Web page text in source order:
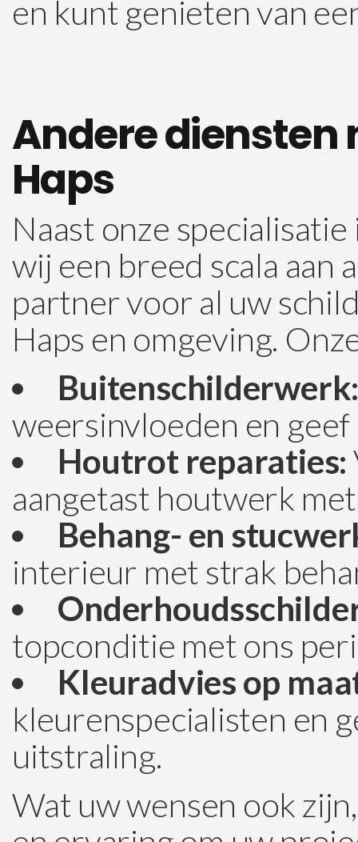
en kunt genieten van
Andere diensten
Haps
Naast onze
wij een breed scala aan
partner voor al uw
Haps en omgeving.
weersinvloeden en
Houtrot reparaties:
aangetast houtwerk
Behang- en
interieur met strak
topconditie met ons
Kleuradvies op
kleurenspecialisten en
uitstraling.
Wat uw wensen ook